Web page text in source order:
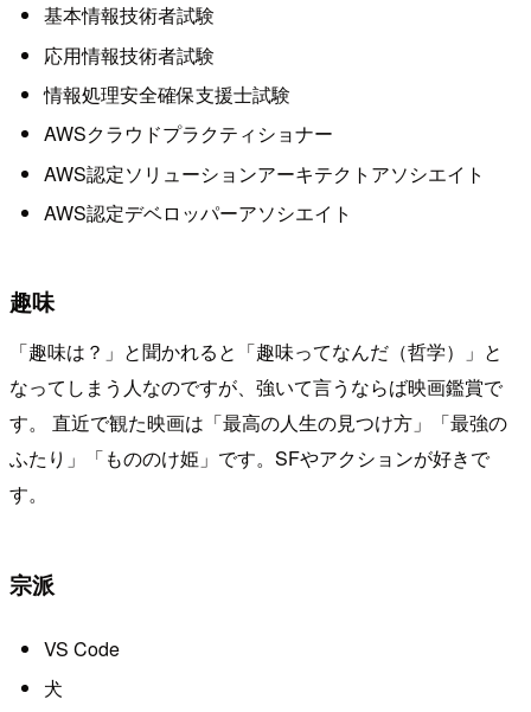
基本情報技術者試験
応用情報技術者試験
情報処理安全確保支援士試験
AWSクラウドプラクティショナー
AWS認定ソリューションアーキテクトアソシエイト
AWS認定デベロッパーアソシエイト
趣味
「趣味は？」と聞かれると「趣味ってなんだ（哲学）」と
なってしまう人なのですが、強いて言うならば映画鑑賞で
す。 直近で観た映画は「最高の人生の見つけ方」「最強の
ふたり」「もののけ姫」です。SFやアクションが好きで
す。
宗派
VS Code
犬